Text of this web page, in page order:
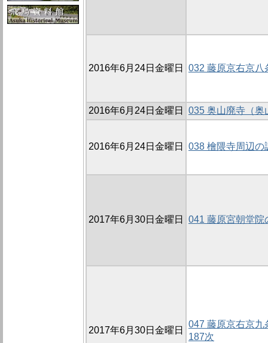
2016年6月24日金曜日 032 藤原京右京八
2016年6月24日金曜日 035 奥山廃寺（奥
2016年6月24日金曜日 038 檜隈寺周辺の
2017年6月30日金曜日 041 藤原宮朝堂院
2017年6月30日金曜日
047 藤原京右京九
187次